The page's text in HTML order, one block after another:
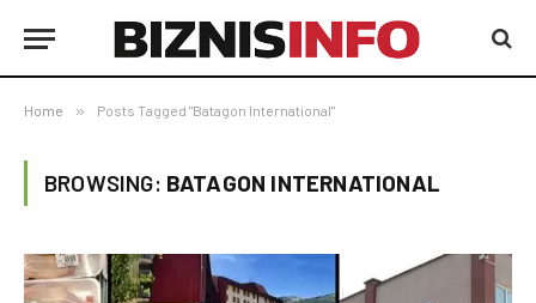
Home » Posts Tagged "Batagon International"
BROWSING: BATAGON INTERNATIONAL